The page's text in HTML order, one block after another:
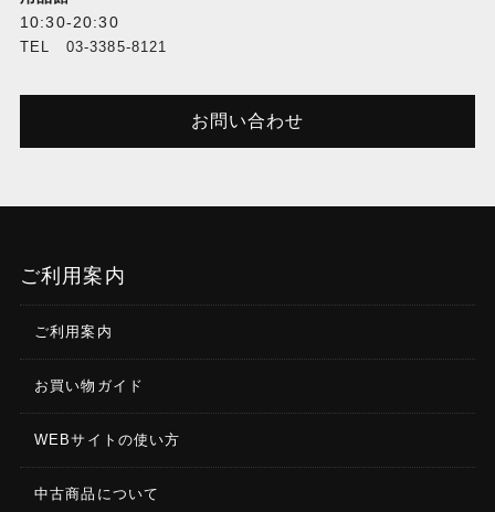
10:30-20:30
TEL 03-3385-8121
お問い合わせ
ご利用案内
ご利用案内
お買い物ガイド
WEBサイトの使い方
中古商品について